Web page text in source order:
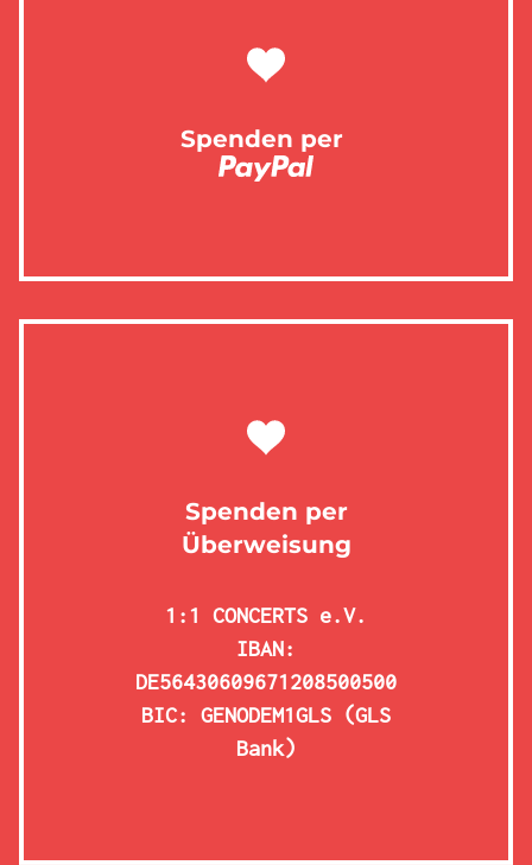
Spenden per
Spenden per
Überweisung
1:1 CONCERTS e.V.
IBAN:
DE56430609671208500500
BIC: GENODEM1GLS (GLS
Bank)